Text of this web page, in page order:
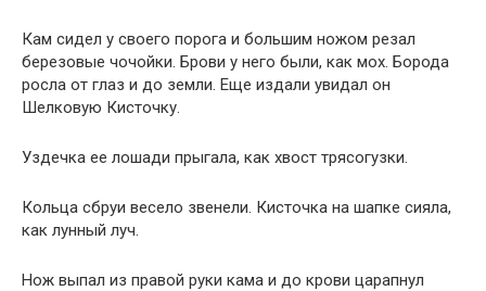
Кам сидел у своего порога и большим ножом резал
березовые чочойки. Брови у него были, как мох. Борода
росла от глаз и до земли. Еще издали увидал он
Шелковую Кисточку.
Уздечка ее лошади прыгала, как хвост трясогузки.
Кольца сбруи весело звенели. Кисточка на шапке сияла,
как лунный луч.
Нож выпал из правой руки кама и до крови царапнул